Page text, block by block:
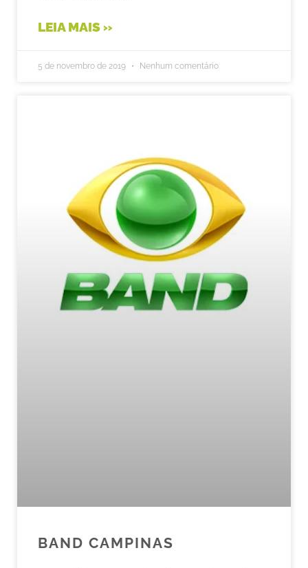
LEIA MAIS »
5 de novembro de 2019 Nenhum comentário
BAND CAMPINAS